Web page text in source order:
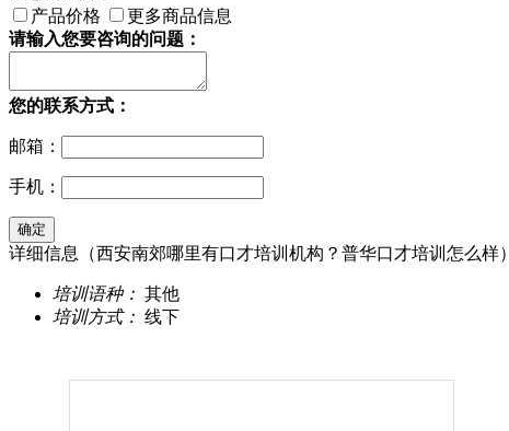
产品价格
更多商品信息
请输入您要咨询的问题：
您的联系方式：
邮箱：
手机：
详细信息（西安南郊哪里有口才培训机构？普华口才培训怎么样）
培训语种： 其他
培训方式： 线下